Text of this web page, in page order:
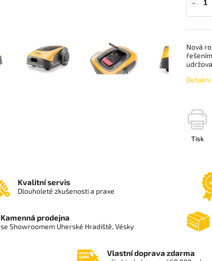
Nová
Tisk
Kvalitní servis
Dlouholeté zkušenosti a praxe
Kamenná prodejna
se Showroomem Uherské Hradiště, Vésky
Vlastní doprava zdarma